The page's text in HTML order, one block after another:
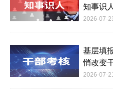
知事识
2026-07-
基层填
悄改变
2026-07-